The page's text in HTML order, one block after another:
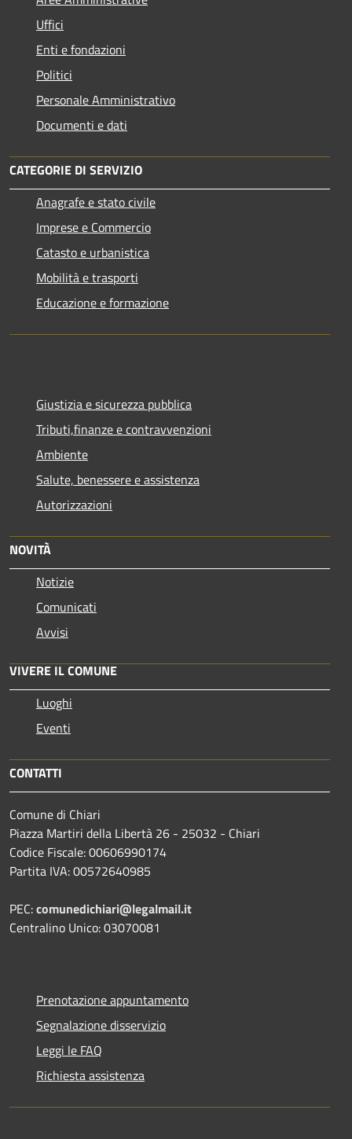
Uffici
Enti e fondazioni
Politici
Personale Amministrativo
Documenti e dati
CATEGORIE DI SERVIZIO
Anagrafe e stato civile
Imprese e Commercio
Catasto e urbanistica
Mobilità e trasporti
Educazione e formazione
Giustizia e sicurezza pubblica
Tributi,finanze e contravvenzioni
Ambiente
Salute, benessere e assistenza
Autorizzazioni
NOVITÀ
Notizie
Comunicati
Avvisi
VIVERE IL COMUNE
Luoghi
Eventi
CONTATTI
Comune di Chiari
Piazza Martiri della Libertà 26 - 25032 - Chiari
Codice Fiscale: 00606990174
Partita IVA: 00572640985
PEC:comunedichiari@legalmail.it
Centralino Unico: 03070081
Prenotazione appuntamento
Segnalazione disservizio
Leggi le FAQ
Richiesta assistenza